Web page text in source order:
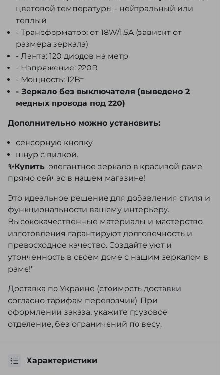
цветовой температуры - нейтральный или
теплый
- Трансформатор: от 18W/1.5A (зависит от
размера зеркала)
- Лента: 120 диодов на метр
- Напряжение: 220В
- Мощность: 12Вт
- Зеркало без выключателя (выведено 2
медных провода под 220)
Дополнительно можно установить:
сенсорную кнопку
шнур с вилкой.
✨Купить элегантное зеркало в красивой раме
прямо сейчас в нашем магазине!
Это идеальное решение для добавления стиля и
функциональности вашему интерьеру.
Высококачественные материалы и мастерство
изготовления гарантируют долговечность и
превосходное качество. Создайте уют и
утонченность в своем доме с нашим зеркалом в
раме!"
Доставка по Украине (стоимость доставки
согласно тарифам перевозчик). При
оформлении заказа, укажите грузовое
отделение, без ограничений по весу.
Характеристики